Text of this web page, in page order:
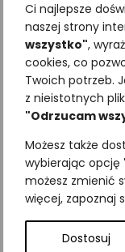
Ci najlepsze
naszej strony
wszystko",
cookies, co
Twoich potrzeb.
z nieistotnych
"Odrzucam
Możesz także
wybierając opcję
możesz zmienić
więcej, zapoznaj
Dostosuj
Sroka
430,50zł z